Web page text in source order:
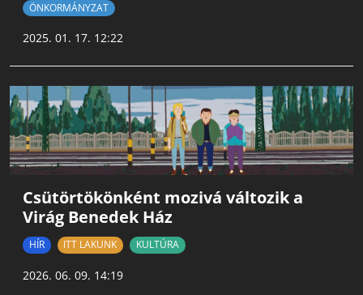
ÖNKORMÁNYZAT
2025. 01. 17. 12:22
Csütörtökönként mozivá változik a
Virág Benedek Ház
HÍR ITT LAKUNK KULTÚRA
2026. 06. 09. 14:19